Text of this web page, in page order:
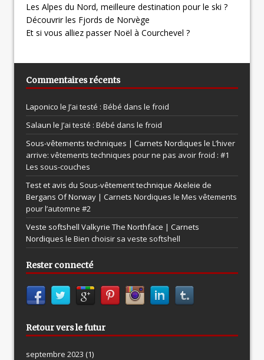
Les Alpes du Nord, meilleure destination pour le ski ?
Découvrir les Fjords de Norvège
Et si vous alliez passer Noël à Courchevel ?
Commentaires récents
Laponico le J’ai testé : Bébé dans le froid
Salaun le J’ai testé : Bébé dans le froid
Sous-vêtements techniques | Carnets Nordiques le L’hiver
arrive: vêtements techniques pour ne pas avoir froid : #1
Les sous-couches
Test et avis du Sous-vêtement technique Akeleie de
Bergans Of Norway | Carnets Nordiques le Mes vêtements
pour l’automne #2
Veste softshell Valkyrie The Northface | Carnets
Nordiques le Bien choisir sa veste softshell
Rester connecté
Retour vers le futur
septembre 2023 (1)